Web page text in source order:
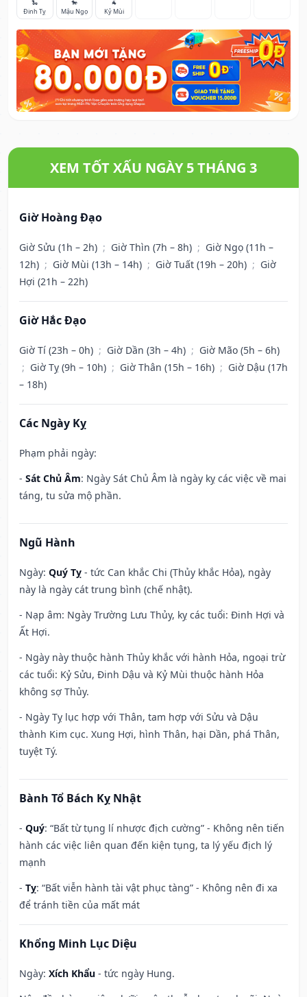
🐍
Đinh Tỵ
🐎
Mậu Ngọ
🐐
Kỷ Mùi
XEM TỐT XẤU NGÀY 5 THÁNG 3
Giờ Hoàng Đạo
Giờ Sửu (1h – 2h) ; Giờ Thìn (7h – 8h) ; Giờ Ngọ (11h –
12h) ; Giờ Mùi (13h – 14h) ; Giờ Tuất (19h – 20h) ; Giờ
Hợi (21h – 22h)
Giờ Hắc Đạo
Giờ Tí (23h – 0h) ; Giờ Dần (3h – 4h) ; Giờ Mão (5h – 6h)
; Giờ Tỵ (9h – 10h) ; Giờ Thân (15h – 16h) ; Giờ Dậu (17h
– 18h)
Các Ngày Kỵ
Phạm phải ngày:
- Sát Chủ Âm: Ngày Sát Chủ Âm là ngày kỵ các việc về mai
táng, tu sửa mộ phần.
Ngũ Hành
Ngày: Quý Tỵ - tức Can khắc Chi (Thủy khắc Hỏa), ngày
này là ngày cát trung bình (chế nhật).
- Nạp âm: Ngày Trường Lưu Thủy, kỵ các tuổi: Đinh Hợi và
Ất Hợi.
- Ngày này thuộc hành Thủy khắc với hành Hỏa, ngoại trừ
các tuổi: Kỷ Sửu, Đinh Dậu và Kỷ Mùi thuộc hành Hỏa
không sợ Thủy.
- Ngày Tỵ lục hợp với Thân, tam hợp với Sửu và Dậu
thành Kim cục. Xung Hợi, hình Thân, hại Dần, phá Thân,
tuyệt Tý.
Bành Tổ Bách Kỵ Nhật
- Quý: “Bất từ tụng lí nhược địch cường” - Không nên tiến
hành các việc liên quan đến kiện tụng, ta lý yếu địch lý
mạnh
- Tỵ: “Bất viễn hành tài vật phục tàng” - Không nên đi xa
để tránh tiền của mất mát
Khổng Minh Lục Diệu
Ngày: Xích Khẩu - tức ngày Hung.